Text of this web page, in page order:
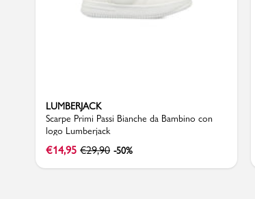
Promo & News
pcard
Gift card
LUMBERJACK
Scarpe Primi Passi Bianche da Bambino con
logo Lumberjack
€14,95 €29,90 -50%